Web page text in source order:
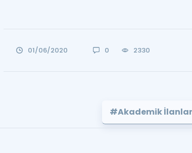
01/06/2020 0 2330
#Akademik İlanlar